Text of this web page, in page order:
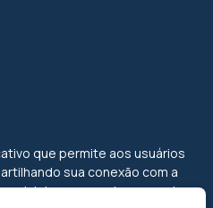
que permite aos usuários
sua conexão com a
das suas redes e receba